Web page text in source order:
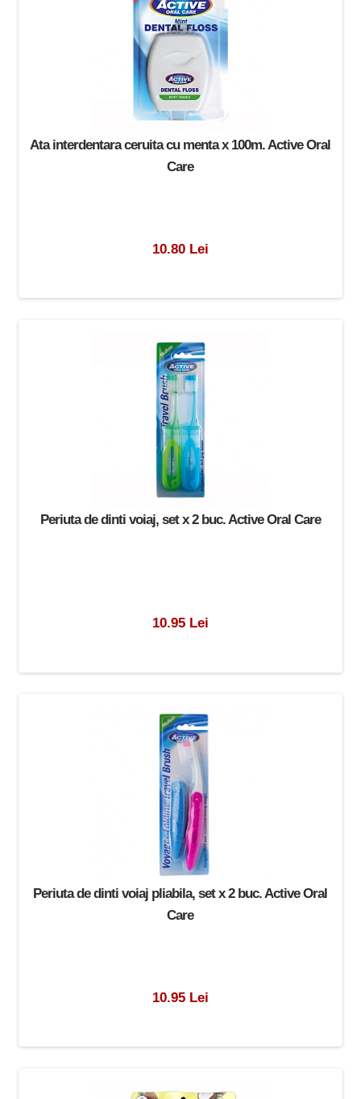
Ata interdentara ceruita cu menta x 100m. Active Oral
Care
10.80 Lei
Periuta de dinti voiaj, set x 2 buc. Active Oral Care
10.95 Lei
Periuta de dinti voiaj pliabila, set x 2 buc. Active Oral
Care
10.95 Lei